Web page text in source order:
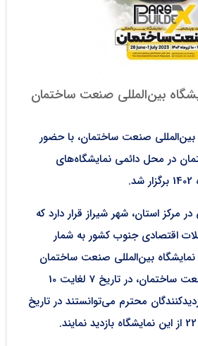
بین‌المللی صنعت ساختمان
صنعت ساختمان، با حضور
در محل دائمی نمایشگاه‌های
مرکز استان، شهر شیراز قرار دارد که
اقتصادی جنوب کشور به شمار
بین‌المللی صنعت ساختمان
شیراز با حضور فعالین صنعت ساختمان، در تاریخ 7 لغایت 10
بود و بازدیدکنندگان محترم می‌توانستند در تاریخ